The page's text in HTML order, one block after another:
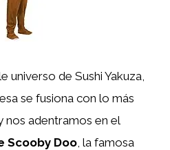
universo de Sushi Yakuza,
se fusiona con lo más
adentramos en el
Scooby Doo, la famosa